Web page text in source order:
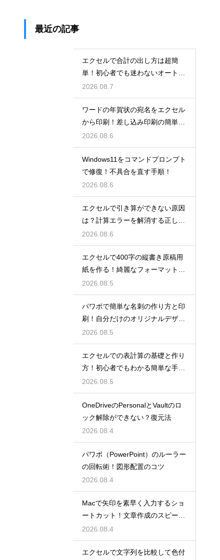
最近の記事
エクセルで合計の出し方は超簡
単！初心者でも迷わないオートS
UM術！
2026.08.7
ワードの年賀状の宛名をエクセル
から印刷！差し込み印刷の簡単手
順！
2026.08.6
Windows11をコマンドプロンプト
で修復！不具合を直す手順！
2026.08.6
エクセルで引き算ができない原因
は？計算エラーを解消する正しい
手順
2026.08.6
エクセルで400字の縦書き原稿用
紙を作る！綺麗なフォーマット
術！
2026.08.5
パワポで簡単な名刺の作り方と印
刷！自分だけのオリジナルデザイ
ン
2026.08.5
エクセルでの表計算の基礎と作り
方！初心者でもわかる簡単な手順
を紹介
2026.08.5
OneDriveのPersonalとVaultのロ
ック解除ができない？復元法
2026.08.4
パワポ（PowerPoint）のルーラー
の回転術！図形配置のコツ
2026.08.4
Macで矢印を素早く入力するショ
ートカット！文章作成のスピード
を上げる
2026.08.4
エクセルで文字列を比較して色付